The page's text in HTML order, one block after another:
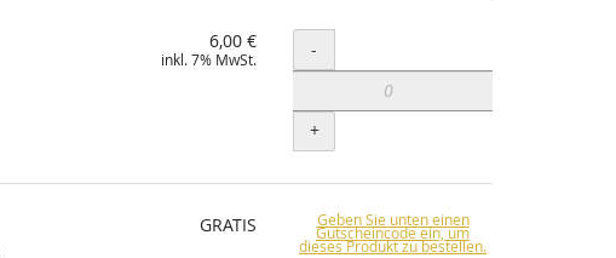
6,00 €
inkl. 7% MwSt. Menge
-
+
GRATIS Geben Sie unten einen
Gutscheincode ein, um
dieses Produkt zu bestellen.